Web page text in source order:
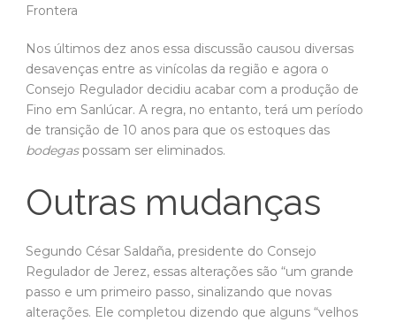
Frontera
Nos últimos dez anos essa discussão causou diversas
desavenças entre as vinícolas da região e agora o
Consejo Regulador decidiu acabar com a produção de
Fino em Sanlúcar. A regra, no entanto, terá um período
de transição de 10 anos para que os estoques das
bodegaspossam ser eliminados.
Outras mudanças
Segundo César Saldaña, presidente do Consejo
Regulador de Jerez, essas alterações são “um grande
passo e um primeiro passo, sinalizando que novas
alterações. Ele completou dizendo que alguns “velhos